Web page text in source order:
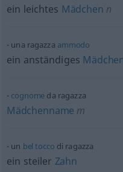
ein leichtes Mädchen n
una ragazza ammodo
ein anständiges
cognome da ragazza
Mädchenname m
un bel tocco di ragazza
ein steiler Zahn